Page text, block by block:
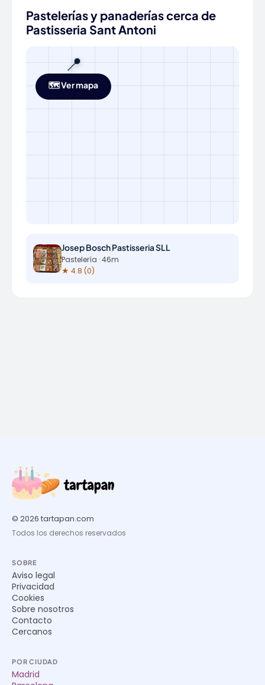
Pastelerías y panaderías cerca de
Pastisseria Sant Antoni
📍
🗺️ Ver mapa
Josep Bosch Pastisseria SLL
Pastelería · 46m
★ 4.8 (0)
© 2026 tartapan.com
Todos los derechos reservados
SOBRE
Aviso legal
Privacidad
Cookies
Sobre nosotros
Contacto
Cercanos
POR CIUDAD
Madrid